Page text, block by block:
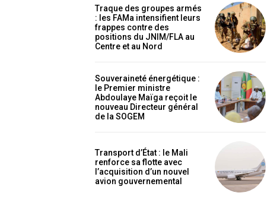
Traque des groupes armés
: les FAMa intensifient leurs
frappes contre des
positions du JNIM/FLA au
Centre et au Nord
Souveraineté énergétique :
le Premier ministre
Abdoulaye Maïga reçoit le
nouveau Directeur général
de la SOGEM
Transport d’État : le Mali
renforce sa flotte avec
l’acquisition d’un nouvel
avion gouvernemental